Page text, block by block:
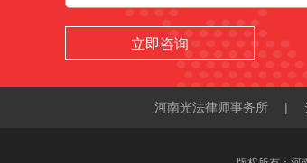
河南光法律师事务所 |